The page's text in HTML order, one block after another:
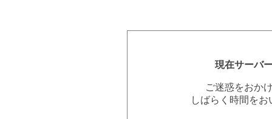
現在サーバ
ご迷惑をおか
しばらく時間を